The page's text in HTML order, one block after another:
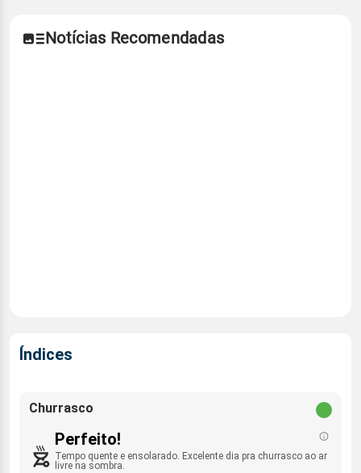
Notícias Recomendadas
Índices
Churrasco
Perfeito!
Tempo quente e ensolarado. Excelente dia pra churrasco ao ar
livre na sombra.